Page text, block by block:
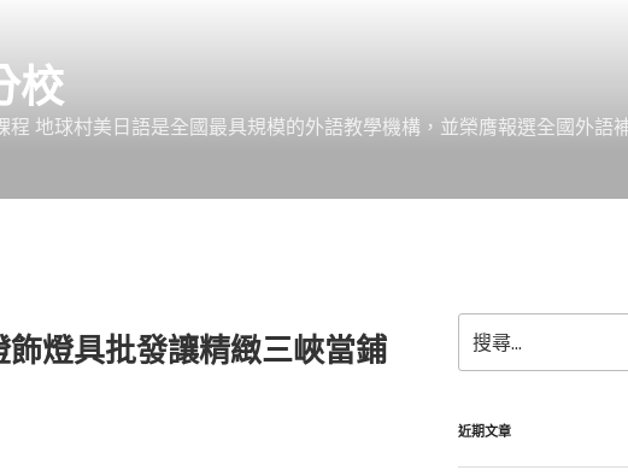
校
程 地球村美日語是全國最具規模的外語教學機構，並榮膺報選全國外語
燈具批發讓精緻三峽當鋪
尋
關
字:
近期文章